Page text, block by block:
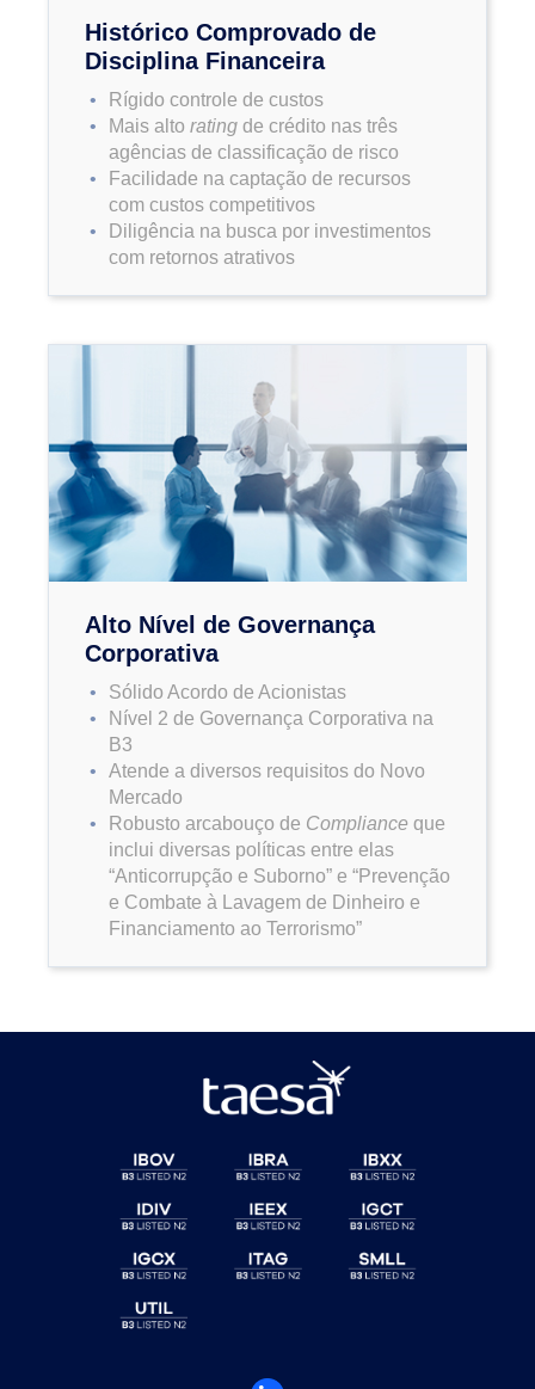
Histórico Comprovado de
Disciplina Financeira
Rígido controle de custos
Mais alto rating de crédito nas três
agências de classificação de risco
Facilidade na captação de recursos
com custos competitivos
Diligência na busca por investimentos
com retornos atrativos
Alto Nível de Governança
Corporativa
Sólido Acordo de Acionistas
Nível 2 de Governança Corporativa na
B3
Atende a diversos requisitos do Novo
Mercado
Robusto arcabouço de Compliance que
inclui diversas políticas entre elas
“Anticorrupção e Suborno” e “Prevenção
e Combate à Lavagem de Dinheiro e
Financiamento ao Terrorismo”